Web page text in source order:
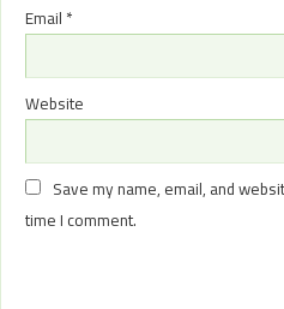
Email *
Website
Save my name, email, and
time I comment.